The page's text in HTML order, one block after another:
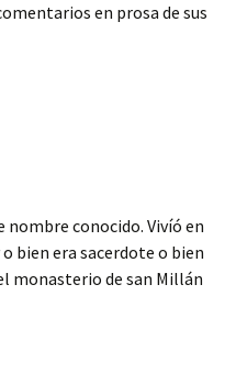
en prosa de sus
conocido. Vivíó en
bien era sacerdote o bien
monasterio de san Millán